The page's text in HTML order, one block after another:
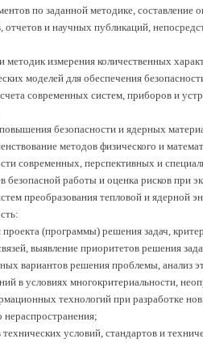
по заданной методике, составление
отчетов и научных публикаций,
методик измерения количественных
моделей для обеспечения
современных систем, приборов и
безопасности и ядерных
методов физического и
современных, перспективных и
безопасной работы и оценка рисков при
преобразования тепловой и ядерной
(программы) решения задач,
выявление приоритетов решения
вариантов решения проблемы, анализ
в условиях многокритериальности,
технологий при разработке
нераспространения;
технических условий, стандартов и